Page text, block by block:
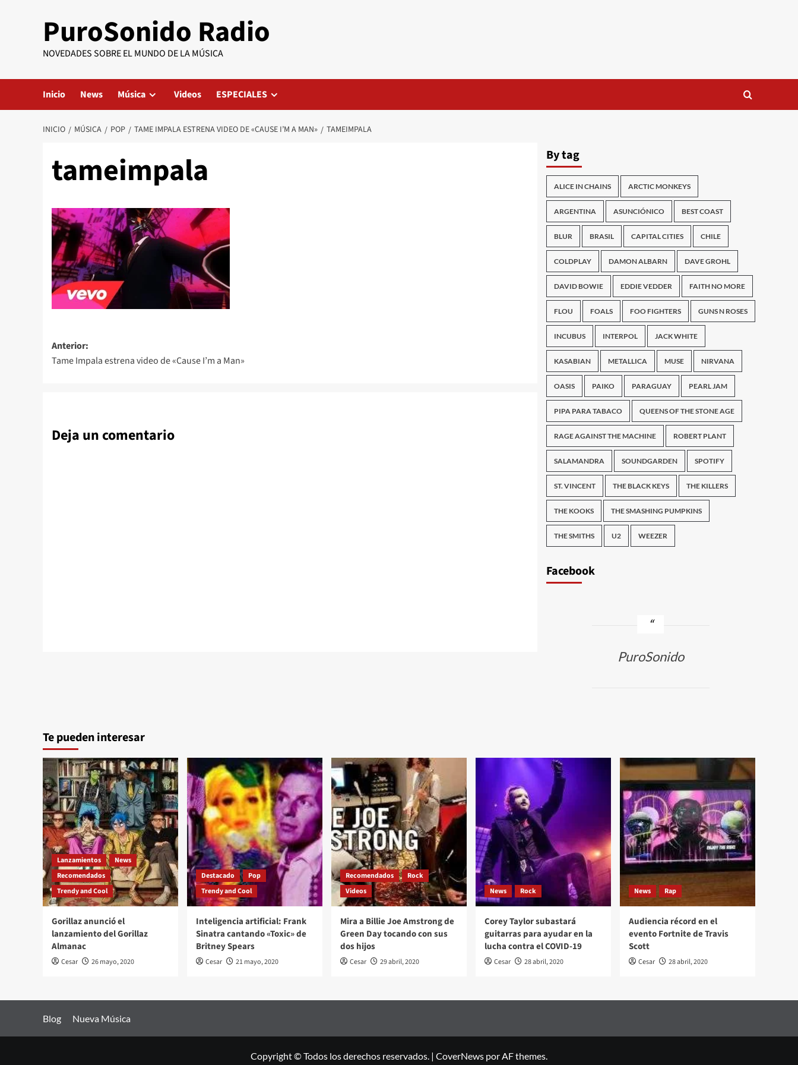
PuroSonido Radio
NOVEDADES SOBRE EL MUNDO DE LA MÚSICA
Inicio News Música Videos ESPECIALES
INICIO MÚSICA POP TAME IMPALA ESTRENA VIDEO DE «CAUSE I’M A MAN» TAMEIMPALA
tameimpala
Navegación
de
Anterior:
Tame Impala estrena video de «Cause I’m a Man»
Deja un comentario
By tag
ALICE IN CHAINS ARCTIC MONKEYS
ARGENTINA ASUNCIÓNICO BEST COAST
BLUR BRASIL CAPITAL CITIES CHILE
COLDPLAY DAMON ALBARN DAVE GROHL
DAVID BOWIE EDDIE VEDDER FAITH NO MORE
FLOU FOALS FOO FIGHTERS GUNS N ROSES
INCUBUS INTERPOL JACK WHITE
KASABIAN METALLICA MUSE NIRVANA
OASIS PAIKO PARAGUAY PEARL JAM
PIPA PARA TABACO QUEENS OF THE STONE AGE
RAGE AGAINST THE MACHINE ROBERT PLANT
SALAMANDRA SOUNDGARDEN SPOTIFY
ST. VINCENT THE BLACK KEYS THE KILLERS
THE KOOKS THE SMASHING PUMPKINS
THE SMITHS U2 WEEZER
Facebook
PuroSonido
Te pueden interesar
Lanzamientos
News
Recomendados
Trendy and Cool
Gorillaz anunció el
lanzamiento del Gorillaz
Almanac
Cesar 26 mayo, 2020
Destacado
Pop
Trendy and Cool
Inteligencia artificial: Frank
Sinatra cantando «Toxic» de
Britney Spears
Cesar 21 mayo, 2020
Recomendados
Rock
Videos
Mira a Billie Joe Amstrong de
Green Day tocando con sus
dos hijos
Cesar 29 abril, 2020
News Rock
Corey Taylor subastará
guitarras para ayudar en la
lucha contra el COVID-19
Cesar 28 abril, 2020
News Rap
Audiencia récord en el
evento Fortnite de Travis
Scott
Cesar 28 abril, 2020
Blog Nueva Música
Copyright © Todos los derechos reservados. | CoverNews por AF themes.